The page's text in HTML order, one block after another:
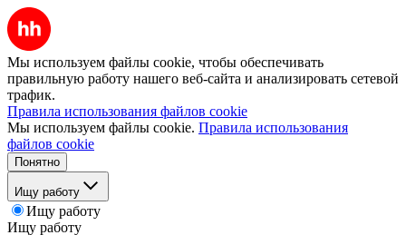
Мы используем файлы cookie, чтобы обеспечивать
правильную работу нашего веб-сайта и анализировать сетевой
трафик.
Правила использования файлов cookie
Мы используем файлы cookie. Правила использования
файлов cookie
Понятно
Ищу работу
Ищу работу
Ищу работу